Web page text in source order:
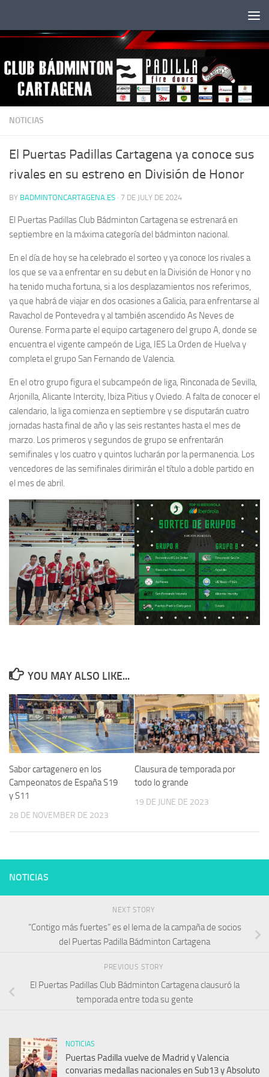
NOTICIAS
El Puertas Padillas Cartagena ya conoce sus
rivales en su estreno en División de Honor
BY BADMINTONCARTAGENA.ES · 7 DE JULY DE 2024
El Puertas Padillas Club Bádminton Cartagena se estrenará en
septiembre en la máxima categoría del bádminton nacional.
En el día de hoy se ha celebrado el sorteo y ya conoce los rivales a
los que se va a enfrentar en su debut en la División de Honor y no
ha tenido mucha fortuna, si a los desplazamientos nos referimos,
ya que habrá de viajar en dos ocasiones a Galicia, para enfrentarse al
Ravachol de Pontevedra y al también ascendido As Neves de
Ourense. Forma parte el equipo cartagenero del grupo A, donde se
encuentra el vigente campeón de Liga, IES La Orden de Huelva y
completa el grupo San Fernando de Valencia.
En el otro grupo figura el subcampeón de liga, Rinconada de Sevilla,
Arjonilla, Alicante Intercity, Ibiza Pitius y Oviedo. A falta de conocer el
calendario, la liga comienza en septiembre y se disputarán cuatro
jornadas hasta final de año y las seis restantes hasta el mes de
marzo. Los primeros y segundos de grupo se enfrentarán
semifinales y los cuatro y quintos lucharán por la permanencia. Los
vencedores de las semifinales dirimirán el título a doble partido en
el mes de abril.
YOU MAY ALSO LIKE...
Sabor cartagenero en los
Campeonatos de España S19
y S11
28 DE NOVEMBER DE 2023
Clausura de temporada por
todo lo grande
19 DE JUNE DE 2023
NOTICIAS
NEXT STORY
“Contigo más fuertes” es el lema de la campaña de socios
del Puertas Padilla Bádminton Cartagena
PREVIOUS STORY
El Puertas Padillas Club Bádminton Cartagena clausuró la
temporada entre toda su gente
NOTICIAS
Puertas Padilla vuelve de Madrid y Valencia
convarias medallas nacionales en Sub13 y Absoluto